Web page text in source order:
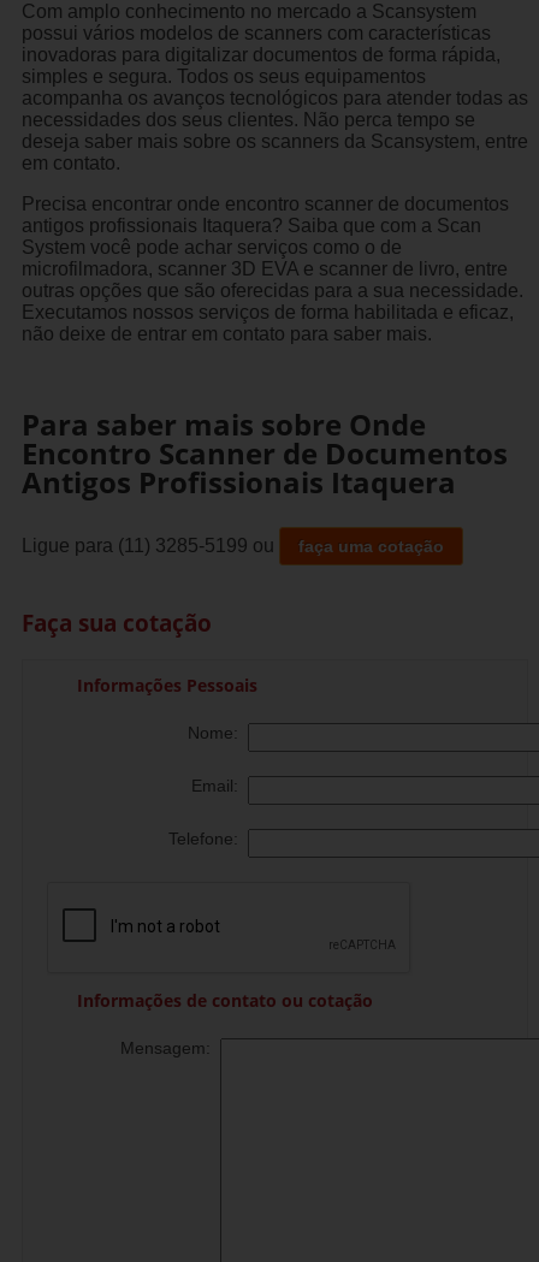
Com amplo conhecimento no mercado a Scansystem
possui vários modelos de scanners com características
inovadoras para digitalizar documentos de forma rápida,
simples e segura. Todos os seus equipamentos
acompanha os avanços tecnológicos para atender todas as
necessidades dos seus clientes. Não perca tempo se
deseja saber mais sobre os scanners da Scansystem, entre
em contato.
Precisa encontrar onde encontro scanner de documentos
antigos profissionais Itaquera? Saiba que com a Scan
System você pode achar serviços como o de
microfilmadora, scanner 3D EVA e scanner de livro, entre
outras opções que são oferecidas para a sua necessidade.
Executamos nossos serviços de forma habilitada e eficaz,
não deixe de entrar em contato para saber mais.
Para saber mais sobre Onde
Encontro Scanner de Documentos
Antigos Profissionais Itaquera
Ligue para (11) 3285-5199 ou faça uma cotação
Faça sua cotação
Informações Pessoais
Nome:
Email:
Telefone:
Informações de contato ou cotação
Mensagem: